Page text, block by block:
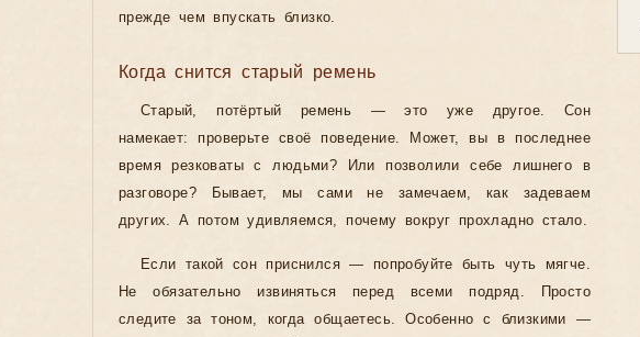
прежде чем впускать близко.
Когда снится старый ремень
Старый, потёртый ремень — это уже другое. Сон
намекает: проверьте своё поведение. Может, вы в последнее
время резковаты с людьми? Или позволили себе лишнего в
разговоре? Бывает, мы сами не замечаем, как задеваем
других. А потом удивляемся, почему вокруг прохладно стало.
Если такой сон приснился — попробуйте быть чуть мягче.
Не обязательно извиняться перед всеми подряд. Просто
следите за тоном, когда общаетесь. Особенно с близкими —